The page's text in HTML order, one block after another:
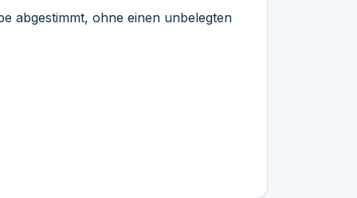
abgestimmt, ohne einen unbelegten